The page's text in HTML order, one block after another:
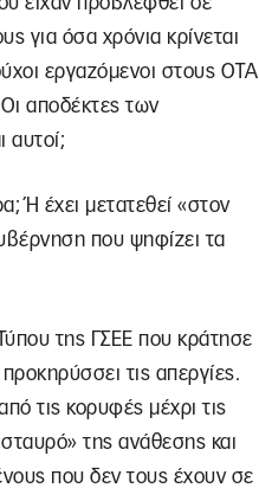
για όσα χρόνια κρίνεται
εργαζόμενοι στους ΟΤΑ
αποδέκτες των
αυτοί;
Ή έχει μετατεθεί «στον
που ψηφίζει τα
της ΓΣΕΕ που κράτησε
τις απεργίες.
τις κορυφές μέχρι τις
της ανάθεσης και
που δεν τους έχουν σε